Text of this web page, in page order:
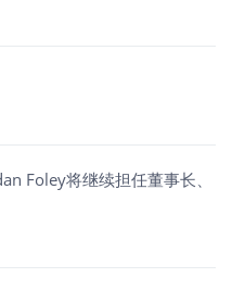
Foley将继续担任董事长、